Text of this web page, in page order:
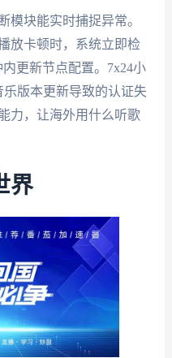
模块能实时捕捉异常。
放卡顿时，系统立即检
更新节点配置。7x24小
版本更新导致的认证失
力，让海外用什么听歌
界